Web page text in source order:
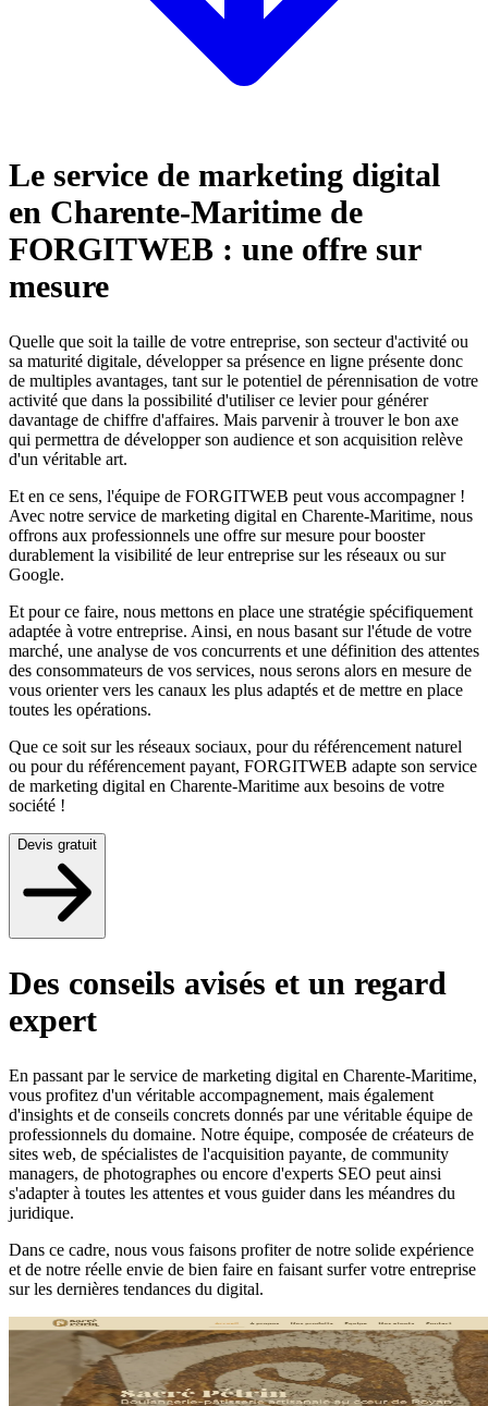
Le service de marketing digital
en Charente-Maritime de
FORGITWEB : une offre sur
mesure
Quelle que soit la taille de votre entreprise, son secteur d'activité ou
sa maturité digitale, développer sa présence en ligne présente donc
de multiples avantages, tant sur le potentiel de pérennisation de votre
activité que dans la possibilité d'utiliser ce levier pour générer
davantage de chiffre d'affaires. Mais parvenir à trouver le bon axe
qui permettra de développer son audience et son acquisition relève
d'un véritable art.
Et en ce sens, l'équipe de FORGITWEB peut vous accompagner !
Avec notre service de marketing digital en Charente-Maritime, nous
offrons aux professionnels une offre sur mesure pour booster
durablement la visibilité de leur entreprise sur les réseaux ou sur
Google.
Et pour ce faire, nous mettons en place une stratégie spécifiquement
adaptée à votre entreprise. Ainsi, en nous basant sur l'étude de votre
marché, une analyse de vos concurrents et une définition des attentes
des consommateurs de vos services, nous serons alors en mesure de
vous orienter vers les canaux les plus adaptés et de mettre en place
toutes les opérations.
Que ce soit sur les réseaux sociaux, pour du référencement naturel
ou pour du référencement payant, FORGITWEB adapte son service
de marketing digital en Charente-Maritime aux besoins de votre
société !
Devis gratuit
Des conseils avisés et un regard
expert
En passant par le service de marketing digital en Charente-Maritime,
vous profitez d'un véritable accompagnement, mais également
d'insights et de conseils concrets donnés par une véritable équipe de
professionnels du domaine. Notre équipe, composée de créateurs de
sites web, de spécialistes de l'acquisition payante, de community
managers, de photographes ou encore d'experts SEO peut ainsi
s'adapter à toutes les attentes et vous guider dans les méandres du
juridique.
Dans ce cadre, nous vous faisons profiter de notre solide expérience
et de notre réelle envie de bien faire en faisant surfer votre entreprise
sur les dernières tendances du digital.